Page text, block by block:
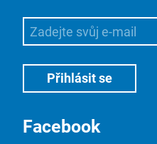
Facebook